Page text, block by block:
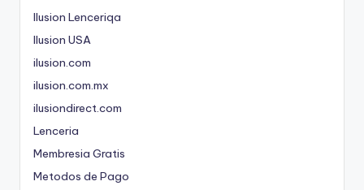
Ilusion Lenceriqa
Ilusion USA
ilusion.com
ilusion.com.mx
ilusiondirect.com
Lenceria
Membresia Gratis
Metodos de Pago